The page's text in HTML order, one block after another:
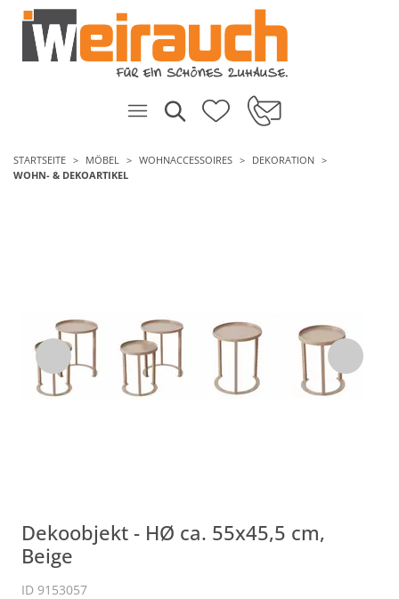
STARTSEITE MÖBEL WOHNACCESSOIRES
DEKORATION
WOHN- & DEKOARTIKEL
Dekoobjekt - HØ ca. 55x45,5 cm,
Beige
ID 9153057